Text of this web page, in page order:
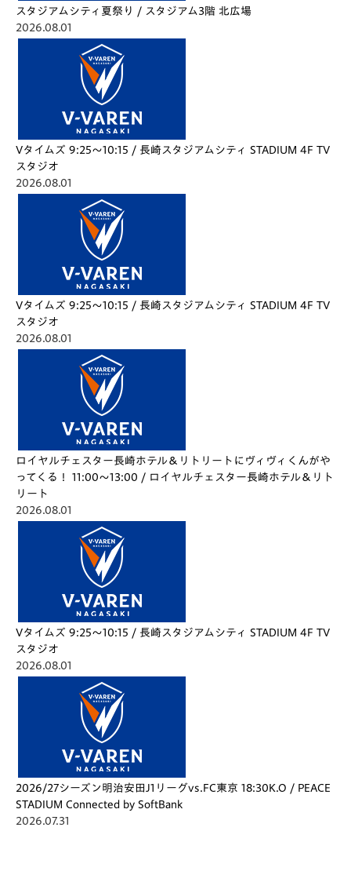
スタジアムシティ夏祭り / スタジアム3階 北広場
2026.08.01
Vタイムズ 9:25～10:15 / 長崎スタジアムシティ STADIUM 4F TV
スタジオ
2026.08.01
Vタイムズ 9:25～10:15 / 長崎スタジアムシティ STADIUM 4F TV
スタジオ
2026.08.01
ロイヤルチェスター長崎ホテル＆リトリートにヴィヴィくんがや
ってくる！ 11:00～13:00 / ロイヤルチェスター長崎ホテル＆リト
リート
2026.08.01
Vタイムズ 9:25～10:15 / 長崎スタジアムシティ STADIUM 4F TV
スタジオ
2026.08.01
2026/27シーズン明治安田J1リーグvs.FC東京 18:30K.O / PEACE
STADIUM Connected by SoftBank
2026.07.31